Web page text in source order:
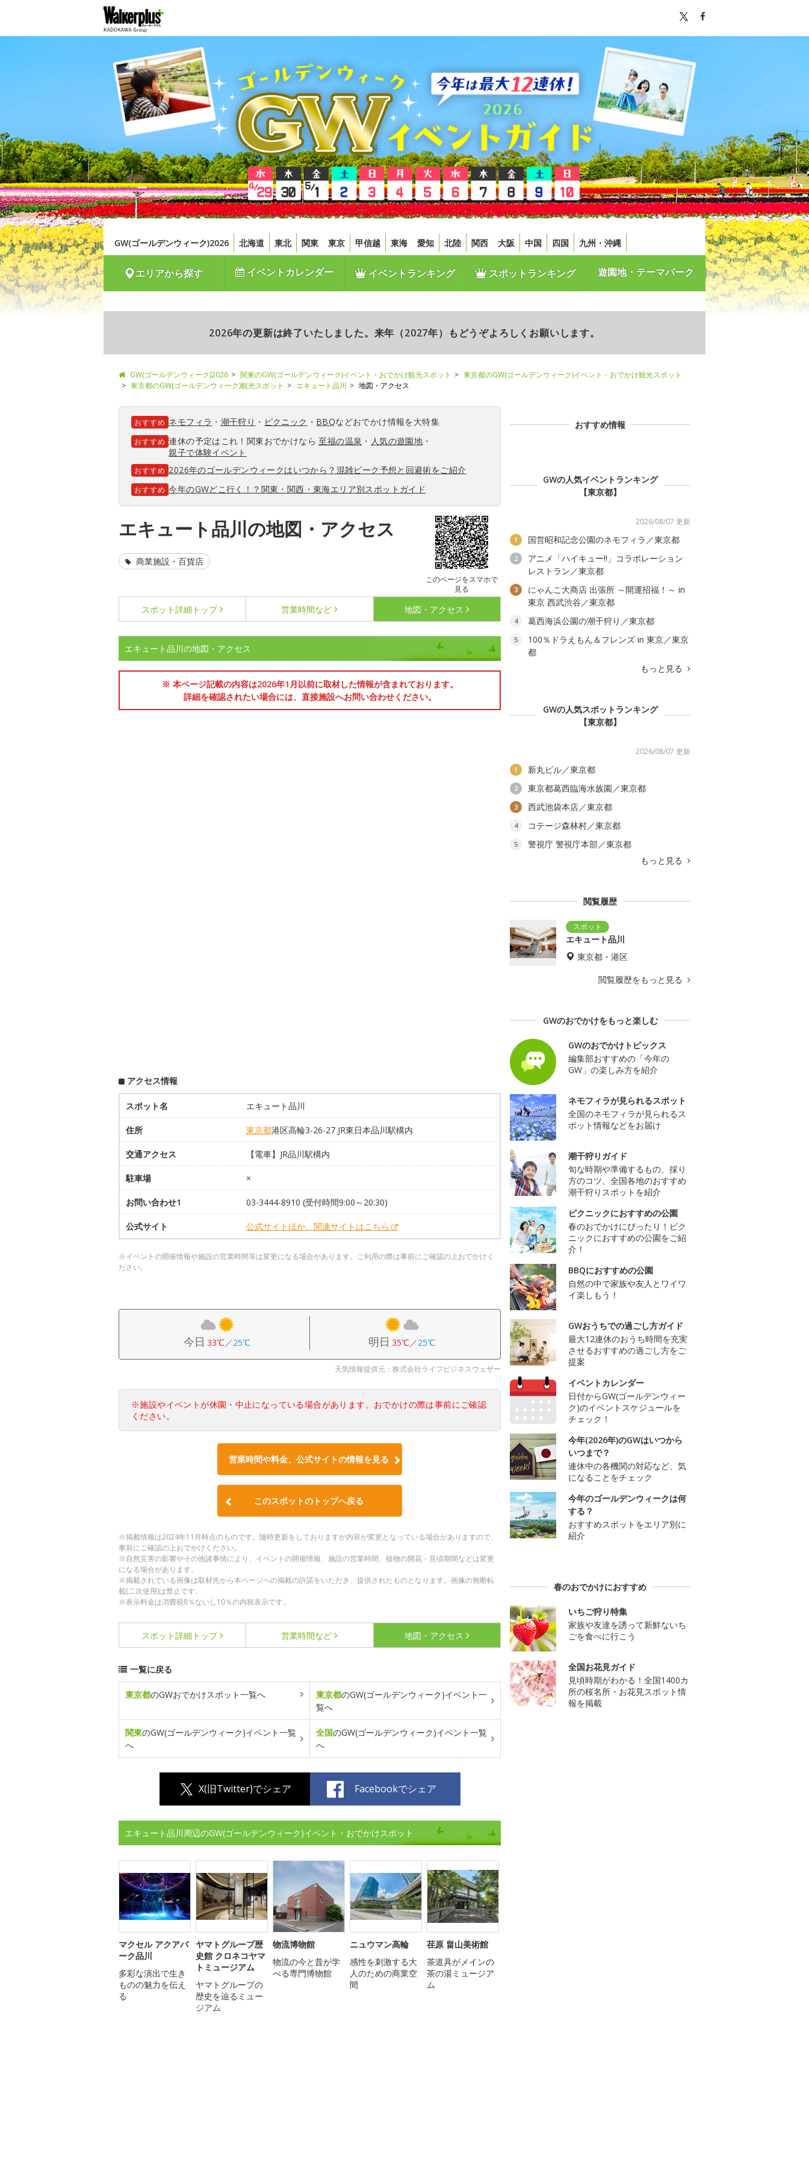
GW(ゴールデンウィーク)2026 北海道 東北 関東 東京 甲信越 東海 愛知 北陸 関西 大阪 中国 四国 九州・沖縄
エリアから探す イベントカレンダー イベントランキング スポットランキング 遊園地・テーマパーク
2026年の更新は終了いたしました。来年（2027年）もどうぞよろしくお願いします。
GW(ゴールデンウィーク)2026 関東のGW(ゴールデンウィーク)イベント・おでかけ観光スポット
東京都のGW(ゴールデンウィーク)イベント・おでかけ観光スポット
東京都のGW(ゴールデンウィーク)観光スポット
エキュート品川 地図・アクセス
おすすめ ネモフィラ ・ 潮干狩り ・ ピクニック ・ BBQなどおでかけ情報を大特集
おすすめ 連休の予定はこれ！関東おでかけなら至福の温泉 ・ 人気の遊園地 ・
親子で体験イベント
おすすめ 2026年のゴールデンウィークはいつから？混雑ピーク予想と回避術をご紹介
おすすめ 今年のGWどこ行く！？関東・関西・東海エリア別スポットガイド
エキュート品川の地図・アクセス
このページをスマホで
見る
商業施設・百貨店
スポット詳細 トップ 営業時間など 地図・アクセス
エキュート品川の地図・アクセス
※ 本ページ記載の内容は2026年1月以前に取材した情報が含まれております。
詳細を確認されたい場合には、直接施設へお問い合わせください。
アクセス情報
スポット名 エキュート品川
住所 東京都港区高輪3-26-27 JR東日本品川駅構内
交通アクセス 【電車】JR品川駅構内
駐車場 ×
お問い合わせ1 03-3444-8910 (受付時間9:00～20:30)
公式サイト 公式サイトほか、関連サイトはこちら
※イベントの開催情報や施設の営業時間等は変更になる場合があります。ご利用の際は事前にご確認の上おでかけく
ださい。
今日 33℃／25℃ 明日 35℃／25℃
天気情報提供元：株式会社ライフビジネスウェザー
※施設やイベントが休園・中止になっている場合があります。おでかけの際は事前にご確認
ください。
営業時間や料金、公式サイトの情報を見る
このスポットのトップへ戻る
※掲載情報は2024年11月時点のものです。随時更新をしておりますが内容が変更となっている場合がありますので、
事前にご確認の上おでかけください。
※自然災害の影響やその他諸事情により、イベントの開催情報、施設の営業時間、植物の開花・見頃期間などは変更
になる場合があります。
※掲載されている画像は取材先から本ページへの掲載の許諾をいただき、提供されたものとなります。画像の無断転
載(二次使用)は禁止です。
※表示料金は消費税8％ないし10％の内税表示です。
スポット詳細 トップ 営業時間など 地図・アクセス
一覧に戻る
東京都のGWおでかけスポット一覧へ 東京都のGW(ゴールデンウィーク)イベント一
覧へ
関東のGW(ゴールデンウィーク)イベント一覧
へ
全国のGW(ゴールデンウィーク)イベント一覧
へ
X(旧Twitter)でシェア Facebookでシェア
エキュート品川周辺のGW(ゴールデンウィーク)イベント・おでかけスポット
マクセル アクアパ
ーク品川
多彩な演出で生き
ものの魅力を伝え
る
ヤマトグループ歴
史館 クロネコヤマ
トミュージアム
ヤマトグループの
歴史を辿るミュー
ジアム
物流博物館
物流の今と昔が学
べる専門博物館
ニュウマン高輪
感性を刺激する大
人のための商業空
間
荏原 畠山美術館
茶道具がメインの
茶の湯ミュージア
ム
おすすめ情報
GWの人気イベントランキング
【東京都】
2026/08/07 更新
1 国営昭和記念公園のネモフィラ／東京都
2
アニメ「ハイキュー!!」コラボレーション
レストラン／東京都
3
にゃんこ大商店 出張所 ～開運招福！～ in
東京 西武渋谷／東京都
4 葛西海浜公園の潮干狩り／東京都
5
100％ドラえもん＆フレンズ in 東京／東京
都
もっと見る
GWの人気スポットランキング
【東京都】
2026/08/07 更新
1 新丸ビル／東京都
2 東京都葛西臨海水族園／東京都
3 西武池袋本店／東京都
4 コテージ森林村／東京都
5
警視庁 警視庁本部／東京都
もっと見る
閲覧履歴
エキュート品川
東京都・港区
閲覧履歴をもっと見る
GWのおでかけをもっと楽しむ
GWのおでかけトピックス
編集部おすすめの「今年の
GW」の楽しみ方を紹介
ネモフィラが見られるスポット
全国のネモフィラが見られるス
ポット情報などをお届け
潮干狩りガイド
旬な時期や準備するもの、採り
方のコツ、全国各地のおすすめ
潮干狩りスポットを紹介
ピクニックにおすすめの公園
春のおでかけにぴったり！ピク
ニックにおすすめの公園をご紹
介！
BBQにおすすめの公園
自然の中で家族や友人とワイワ
イ楽しもう！
GWおうちでの過ごし方ガイド
最大12連休のおうち時間を充実
させるおすすめの過ごし方をご
提案
イベントカレンダー
日付からGW(ゴールデンウィー
ク)のイベントスケジュールを
チェック！
今年(2026年)のGWはいつから
いつまで？
連休中の各機関の対応など、気
になることをチェック
今年のゴールデンウィークは何
する？
おすすめスポットをエリア別に
紹介
春のおでかけにおすすめ
いちご狩り特集
家族や友達を誘って新鮮ないち
ごを食べに行こう
全国お花見ガイド
見頃時期がわかる！全国1400カ
所の桜名所・お花見スポット情
報を掲載